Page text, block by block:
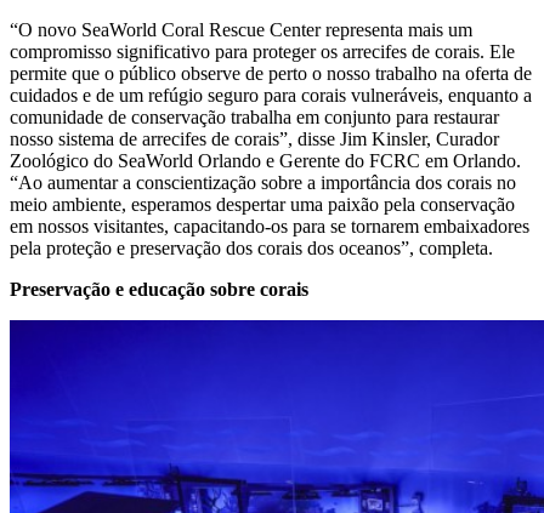
“O novo SeaWorld Coral Rescue Center representa mais um
compromisso significativo para proteger os arrecifes de corais. Ele
permite que o público observe de perto o nosso trabalho na oferta de
cuidados e de um refúgio seguro para corais vulneráveis, enquanto a
comunidade de conservação trabalha em conjunto para restaurar
nosso sistema de arrecifes de corais”, disse Jim Kinsler, Curador
Zoológico do SeaWorld Orlando e Gerente do FCRC em Orlando.
“Ao aumentar a conscientização sobre a importância dos corais no
meio ambiente, esperamos despertar uma paixão pela conservação
em nossos visitantes, capacitando-os para se tornarem embaixadores
pela proteção e preservação dos corais dos oceanos”, completa.
Preservação e educação sobre corais